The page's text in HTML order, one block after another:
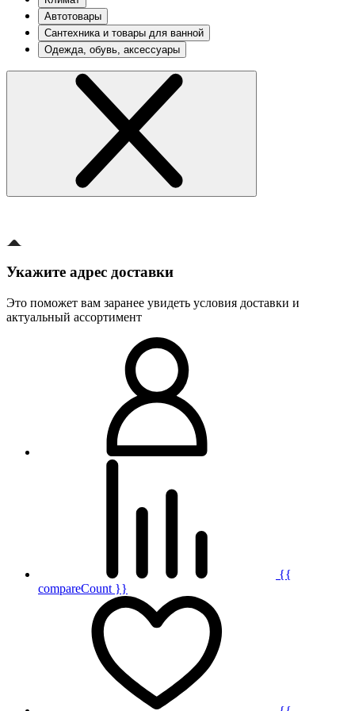
Автотовары
Сантехника и товары для ванной
Одежда, обувь, аксессуары
Укажите адрес доставки
Это поможет вам заранее увидеть условия доставки и
актуальный ассортимент
{{
compareCount }}